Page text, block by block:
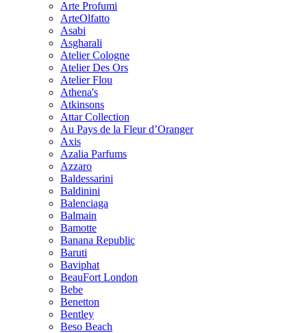
Arte Profumi
ArteOlfatto
Asabi
Asgharali
Atelier Cologne
Atelier Des Ors
Atelier Flou
Athena's
Atkinsons
Attar Collection
Au Pays de la Fleur d’Oranger
Axis
Azalia Parfums
Azzaro
Baldessarini
Baldinini
Balenciaga
Balmain
Bamotte
Banana Republic
Baruti
Baviphat
BeauFort London
Bebe
Benetton
Bentley
Beso Beach